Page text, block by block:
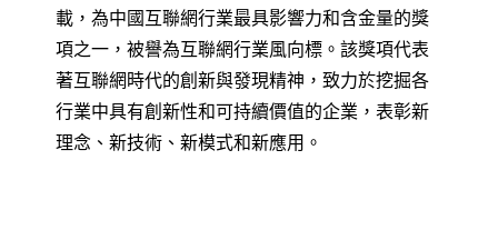
載，為中國互聯網行業最具影響力和含金量的獎
項之一，被譽為互聯網行業風向標。該獎項代表
著互聯網時代的創新與發現精神，致力於挖掘各
行業中具有創新性和可持續價值的企業，表彰新
理念、新技術、新模式和新應用。